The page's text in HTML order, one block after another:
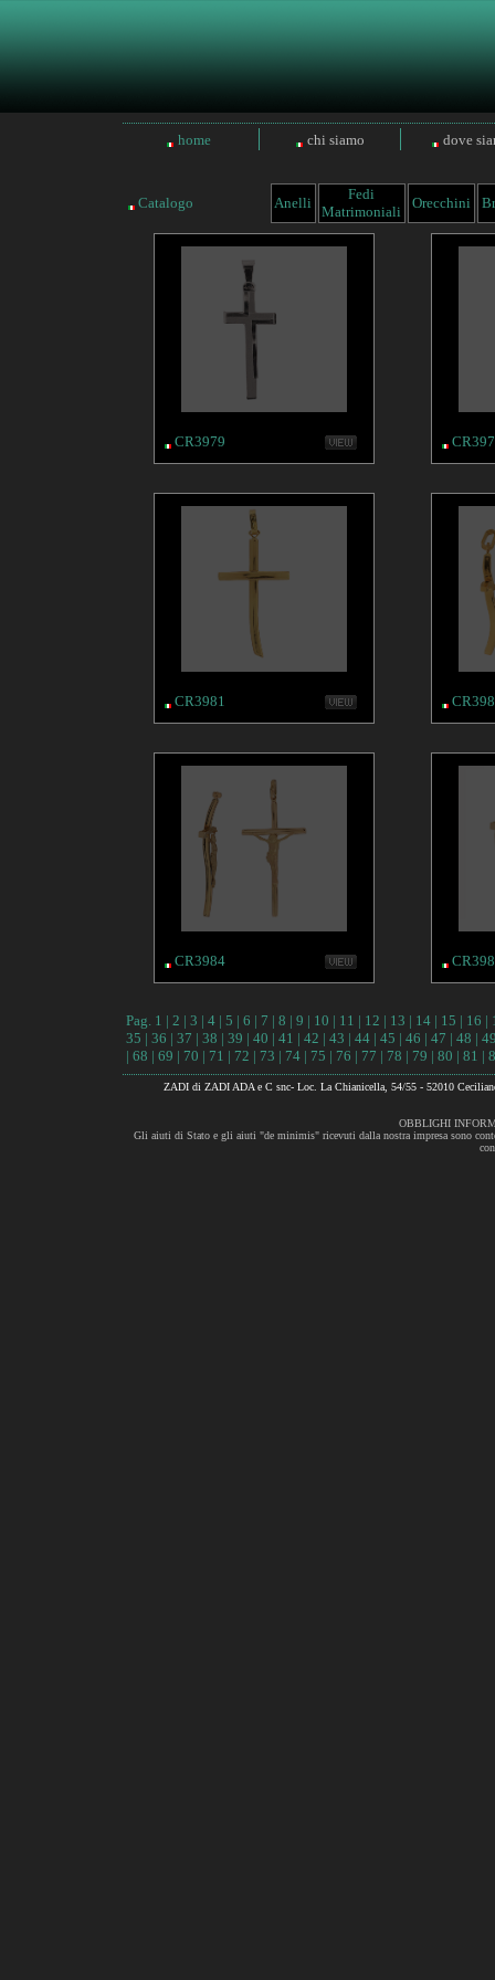
home chi siamo dove
Catalogo Anelli
Fedi
Matrimoniali
Orecchini
CR3979
CR3981
CR3984
Pag. 1 | 2 | 3 | 4| 5 | 6 | 7 | 8 | 9 | 10 | 11 | 12 | 13 | 14| 15 | 16 |
35 | 36 | 37 | 38 | 39 | 40 | 41 | 42 | 43 | 44| 45 | 46 | 47 | 48 |
| 68 | 69 | 70 | 71 | 72 | 73 | 74| 75 | 76 | 77 | 78 | 79 | 80 | 81 |
ZADI di ZADI ADA e C snc- Loc. La Chianicella, 54/55 - 52010
OBBLIGHI
Gli aiuti di Stato e gli aiuti "de minimis" ricevuti dalla nostra impresa sono